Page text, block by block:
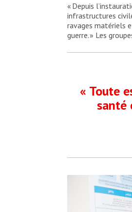
« Depuis
infrastructures
ravages matériels
guerre. » Les
« Toute
santé